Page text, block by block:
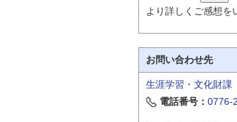
より詳しくご感想を
お問い合わせ先
生涯学習・文化財課
電話番号： 0776-